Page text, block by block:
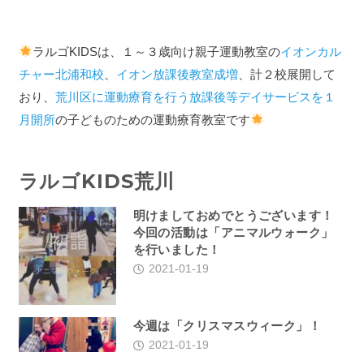
ラルゴKIDSは、１～３歳向け親子運動教室のイオンカル
チャー北浦和校
イオン放課後教室成増、計２校展開して
おり、 荒川区に運動療育を行う放課後等デイサービスを１
月開所の子どものための運動療育教室です
ラルゴKIDS荒川
明けましておめでとうございます！
今回の活動は「アニマルウォーク」
を行いました！
2021-01-19
今週は「クリスマスウィーク」！
2021-01-19